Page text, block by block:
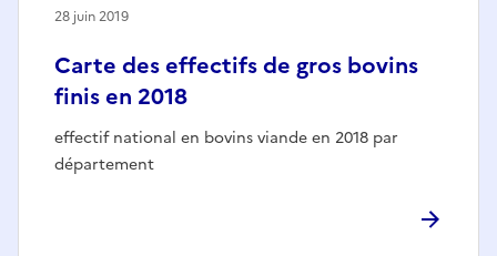
Carte des effectifs de gros bovins
finis en 2018
effectif national en bovins viande en 2018 par
département
28 juin 2019